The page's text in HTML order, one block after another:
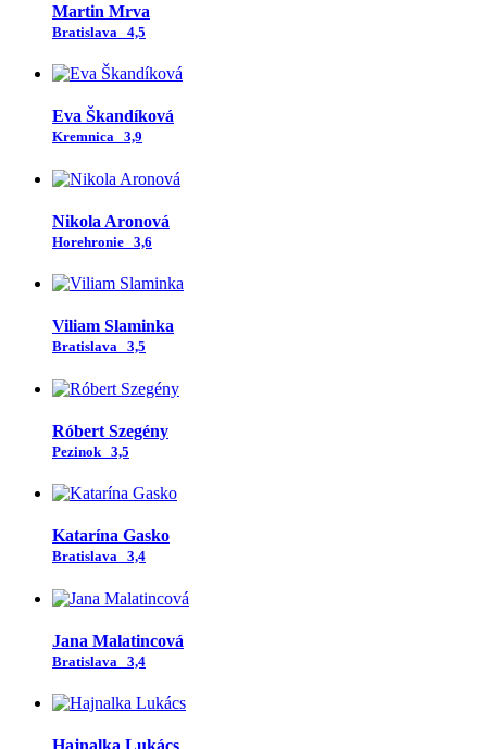
Martin Mrva
Bratislava 4,5
Eva Škandíková
Kremnica 3,9
Nikola Aronová
Horehronie 3,6
Viliam Slaminka
Bratislava 3,5
Róbert Szegény
Pezinok 3,5
Katarína Gasko
Bratislava 3,4
Jana Malatincová
Bratislava 3,4